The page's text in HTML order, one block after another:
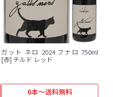
ガット ネロ 2024 フナロ 750ml
[赤] チルド レッド
6本～送料無料